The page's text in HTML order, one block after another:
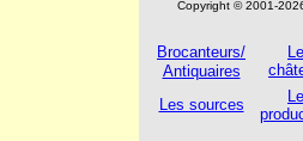
Copyright © 2001-
Brocanteurs/
Antiquaires
Les sources